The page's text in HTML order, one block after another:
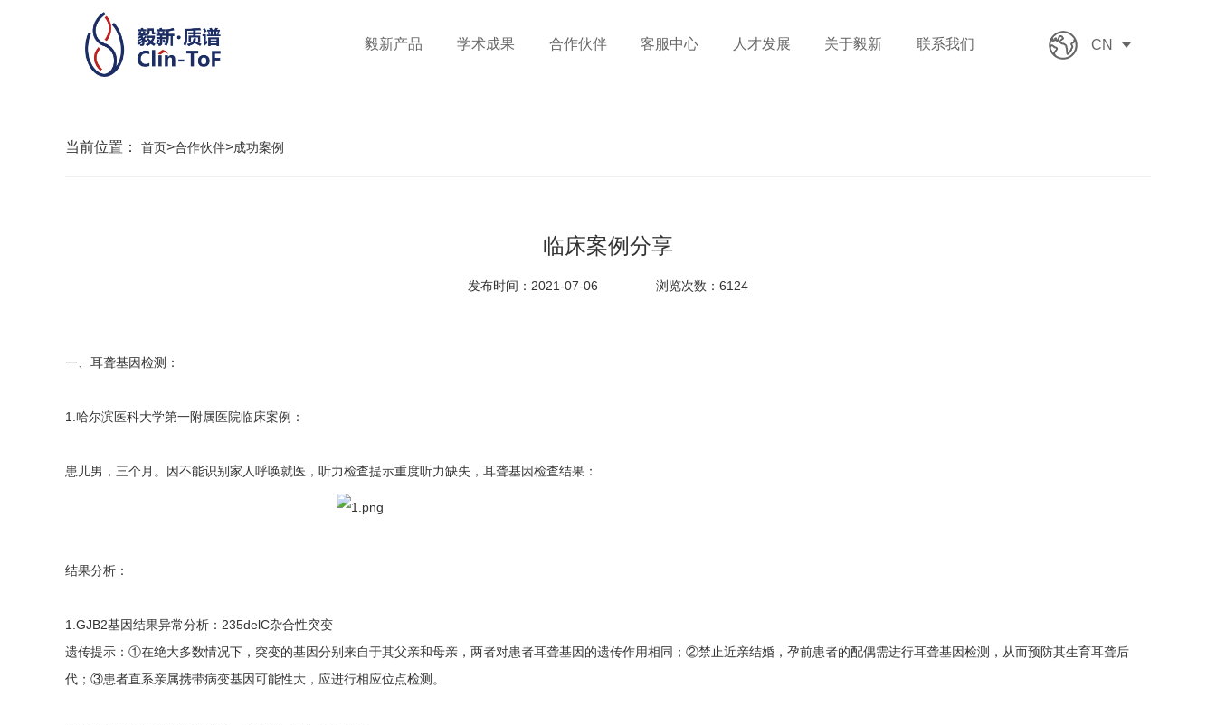
毅新产品 学术成果 合作伙伴 客服中心 人才发展 关于毅新 联系我们 CN
当前位置： 首页>合作伙伴>成功案例
临床案例分享
发布时间：2021-07-06 浏览次数：6124
一、耳聋基因检测：
1.哈尔滨医科大学第一附属医院临床案例：
患儿男，三个月。因不能识别家人呼唤就医，听力检查提示重度听力缺失，耳聋基因检查结果：
结果分析：
1.GJB2基因结果异常分析：235delC杂合性突变
遗传提示：①在绝大多数情况下，突变的基因分别来自于其父亲和母亲，两者对患者耳聋基因的遗传作用相同；②禁止近亲结婚，孕前患者的配偶需进行耳聋基因检测，从而预防其生育耳聋后
代；③患者直系亲属携带病变基因可能性大，应进行相应位点检测。